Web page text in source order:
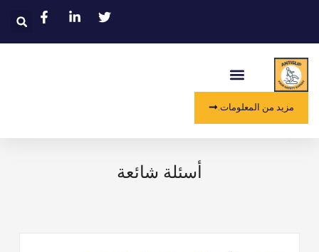
قائمة
طعام
مزيد من المعلومات.
أسئلة شائعة